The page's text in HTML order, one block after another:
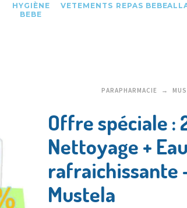
HYGIÈNE
BEBE
VETEMENTS REPAS BEBE
PARAPHARMACIE
Offre spéciale :
Nettoyage + Eau
rafraichissante
Mustela